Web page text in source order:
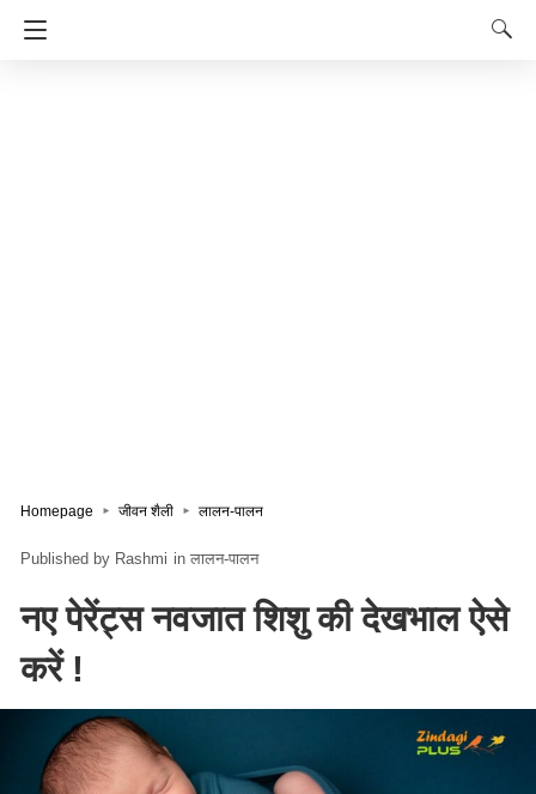
Homepage जीवन शैली लालन-पालन
Rashmi in लालन-पालन
नए पेरेंट्स नवजात शिशु की देखभाल ऐसे
करें !